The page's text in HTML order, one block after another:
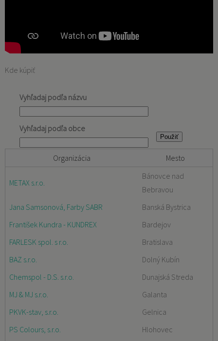
Kde kúpiť
Vyhľadaj podľa názvu
Vyhľadaj podľa obce
Organizácia Mesto
METAX s.r.o.
Bánovce nad
Bebravou
Jana Samsonová, Farby SABR
Banská Bystrica
František Kundra - KUNDREX
Bardejov
FARLESK spol. s r.o.
Bratislava
BAZ s.r.o.
Dolný Kubín
Chemspol - D.S. s.r.o.
Dunajská Streda
MJ & MJ s.r.o.
Galanta
PKVK-stav, s.r.o.
Gelnica
PS Colours, s.r.o.
Hlohovec